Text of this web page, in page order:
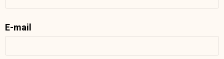
E-mail